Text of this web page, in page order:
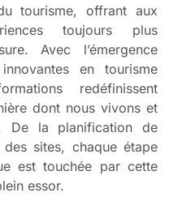
tourisme, offrant aux
toujours plus
Avec l’émergence
en tourisme
redéfinissent
dont nous vivons et
De la planification de
des sites, chaque étape
est touchée par cette
essor.